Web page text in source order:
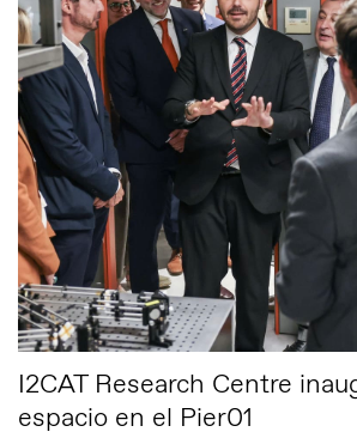
I2CAT Research Centre
espacio en el Pier01